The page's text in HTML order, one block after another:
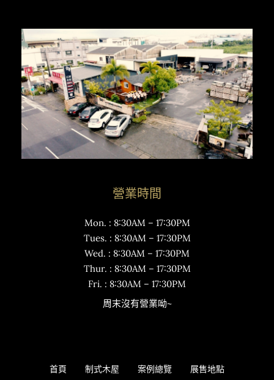
營業時間
Mon. : 8:30AM – 17:30PM
Tues. : 8:30AM – 17:30PM
Wed. : 8:30AM – 17:30PM
Thur. : 8:30AM – 17:30PM
Fri. : 8:30AM – 17:30PM
周末沒有營業呦~
首頁 制式木屋 案例總覽 展售地點